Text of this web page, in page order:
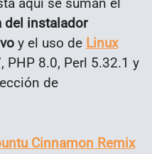
del instalador
y el uso de Linux
PHP 8.0, Perl 5.32.1 y
de
Cinnamon Remix